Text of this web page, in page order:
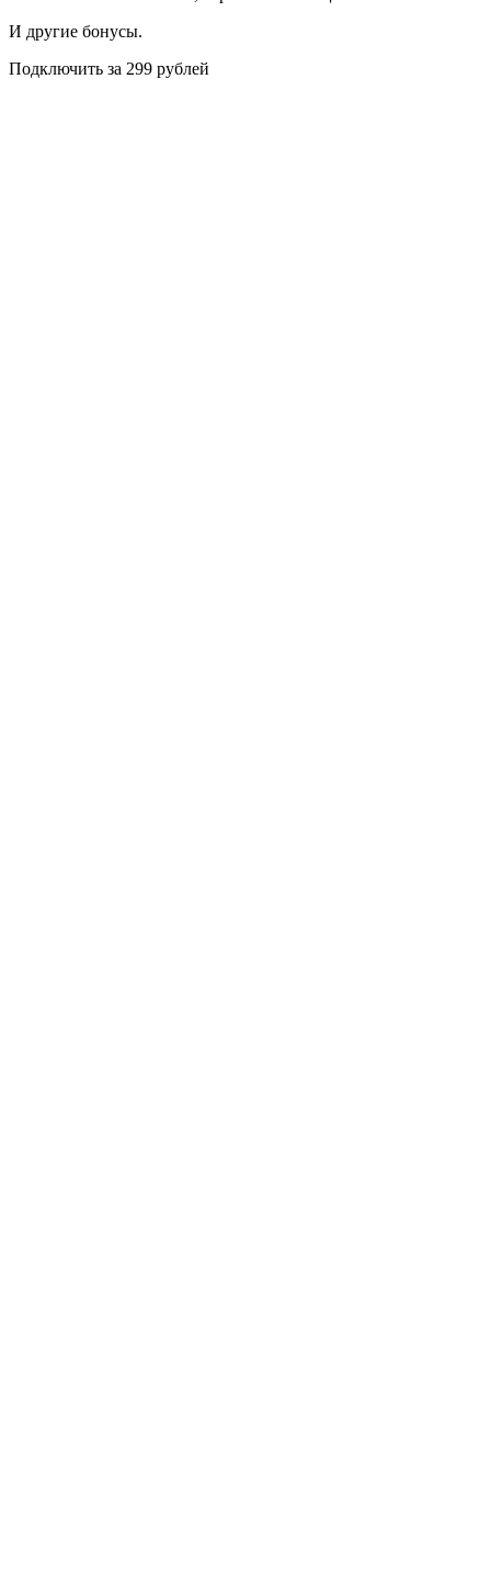
И другие бонусы.
Подключить за 299 рублей